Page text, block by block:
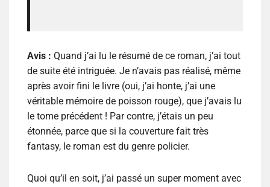
Avis : Quand j’ai lu le résumé de ce roman, j’ai tout
de suite été intriguée. Je n’avais pas réalisé, même
après avoir fini le livre (oui, j’ai honte, j’ai une
véritable mémoire de poisson rouge), que j’avais lu
le tome précédent ! Par contre, j’étais un peu
étonnée, parce que si la couverture fait très
fantasy, le roman est du genre policier.
Quoi qu’il en soit, j’ai passé un super moment avec